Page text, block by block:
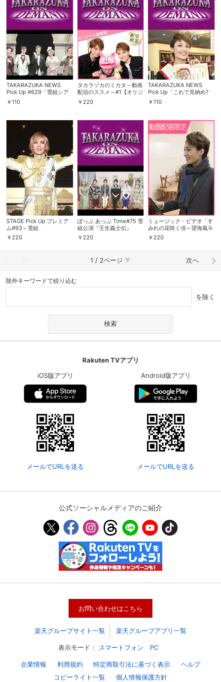
TAKARAZUKA NEWS
Pick Up #629「雪組シア
ター・ドラマシティ公演
『ハリウッド・ゴシップ』
10月より～
￥110
タカラヅカのミカタ～動画
配信のススメ～#1【オリジ
ナル編集版】
￥220
TAKARAZUKA NEWS
Pick Up「これで見納め?
望海風斗キャトルレーヴ宣
伝部長!」～2019年6月よ
￥110
STAGE Pick Up プレミア
ム#93～雪組
『PR×PRince』より～
￥220
ぽっぷ あっぷ Time#75 雪
組公演『壬生義士伝』
『Music Revolution!』
￥220
ミュージック・ビデオ「す
みれの花咲く頃～望海風斗
～」
￥220
1 / 2ページ 次へ
除外キーワードで絞り込む
を除く
Rakuten TVアプリ
iOS版アプリ
メールでURLを送る
Android版アプリ
メールでURLを送る
公式ソーシャルメディアのご紹介
お問い合わせはこちら
楽天グループサイト一覧 楽天グループアプリ一覧
表示モード： スマートフォン PC
企業情報 利用規約 特定商取引法に基づく表示
ヘルプ
コピーライト一覧
個人情報保護方針